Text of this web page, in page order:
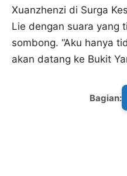
Xuanzhenzi di Surga
Lie dengan suara yang
sombong. “Aku hanya
akan datang ke Bukit
Bagian: